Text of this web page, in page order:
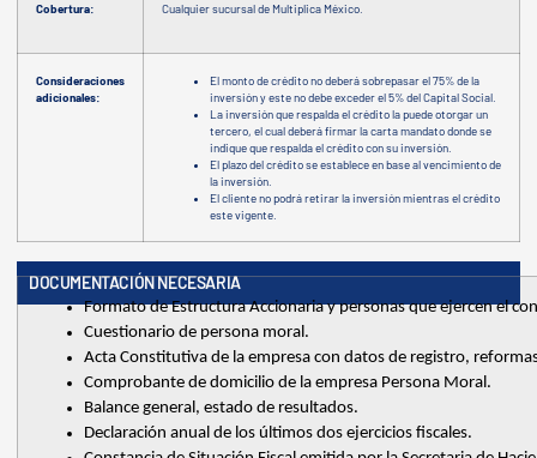
Cobertura: Cualquier sucursal de Multiplica México.
Consideraciones
adicionales:
El monto de crédito no deberá sobrepasar el 75% de la
inversión y este no debe exceder el 5% del Capital Social.
La inversión que respalda el crédito la puede otorgar un
tercero, el cual deberá firmar la carta mandato donde se
indique que respalda el crédito con su inversión.
El plazo del crédito se establece en base al vencimiento de
la inversión.
El cliente no podrá retirar la inversión mientras el crédito
este vigente.
DOCUMENTACIÓN NECESARIA
Formato de Estructura Accionaria y personas que ejercen el
Cuestionario de persona moral.
Acta Constitutiva de la empresa con datos de registro,
Comprobante de domicilio de la empresa Persona Moral.
Balance general, estado de resultados.
Declaración anual de los últimos dos ejercicios fiscales.